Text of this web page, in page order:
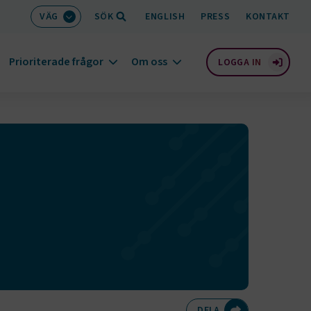
VÄG SÖK ENGLISH PRESS KONTAKT
Prioriterade frågor Om oss LOGGA IN